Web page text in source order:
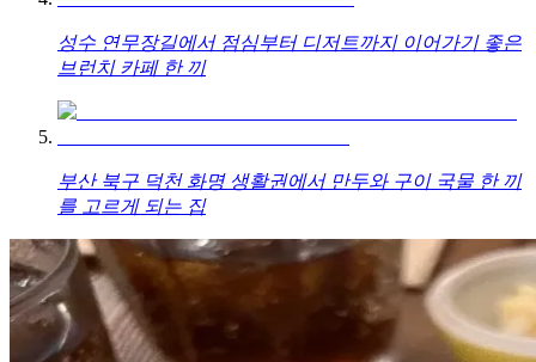
성수 연무장길에서 점심부터 디저트까지 이어가기 좋은
브런치 카페 한 끼
부산 북구 덕천 화명 생활권에서 만두와 구이 국물 한 끼
를 고르게 되는 집